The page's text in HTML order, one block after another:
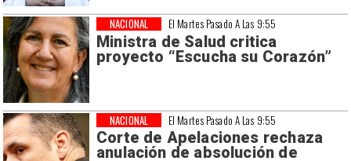
El Martes Pasado A Las 9:55
Ministra de Salud critica
proyecto “Escucha su Corazón”
NACIONAL
El Martes Pasado A Las 9:55
Corte de Apelaciones rechaza
anulación de absolución de
NACIONAL